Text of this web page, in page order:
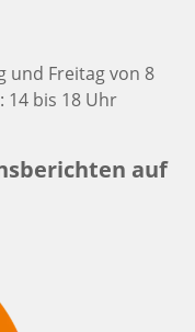
und Freitag von 8
14 bis 18 Uhr
auf